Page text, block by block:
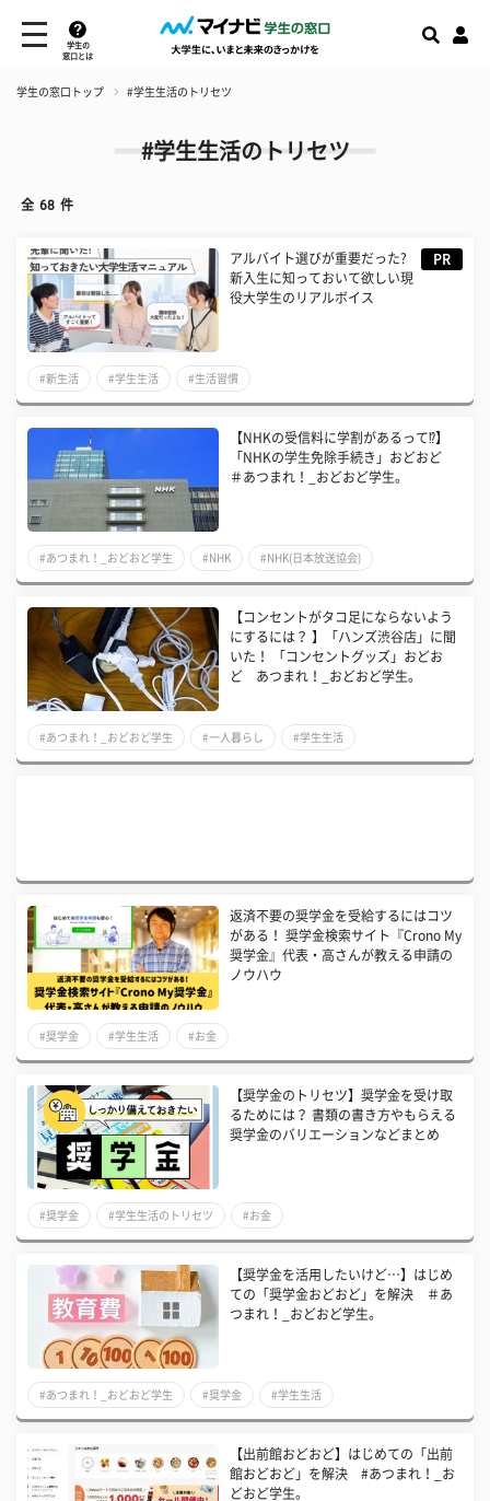
学生の
窓口とは
学生の窓口トップ #学生生活のトリセツ
#学生生活のトリセツ
全 68 件
アルバイト選びが重要だった?
新入生に知っておいて欲しい現
役大学生のリアルボイス
PR
#新生活 #学生生活 #生活習慣
【NHKの受信料に学割があるって⁉】
「NHKの学生免除手続き」おどおど
＃あつまれ！_おどおど学生。
#あつまれ！_おどおど学生 #NHK #NHK(日本放送協会)
【コンセントがタコ足にならないよう
にするには？ 】「ハンズ渋谷店」に聞
いた！ 「コンセントグッズ」おどお
ど あつまれ！_おどおど学生。
#あつまれ！_おどおど学生 #一人暮らし #学生生活
返済不要の奨学金を受給するにはコツ
がある！ 奨学金検索サイト『Crono My
奨学金』代表・高さんが教える申請の
ノウハウ
#奨学金 #学生生活 #お金
【奨学金のトリセツ】奨学金を受け取
るためには？ 書類の書き方やもらえる
奨学金のバリエーションなどまとめ
#奨学金 #学生生活のトリセツ #お金
【奨学金を活用したいけど…】はじめ
ての「奨学金おどおど」を解決 ＃あ
つまれ！_おどおど学生。
#あつまれ！_おどおど学生 #奨学金 #学生生活
【出前館おどおど】はじめての「出前
館おどおど」を解決 #あつまれ！_お
どおど学生。